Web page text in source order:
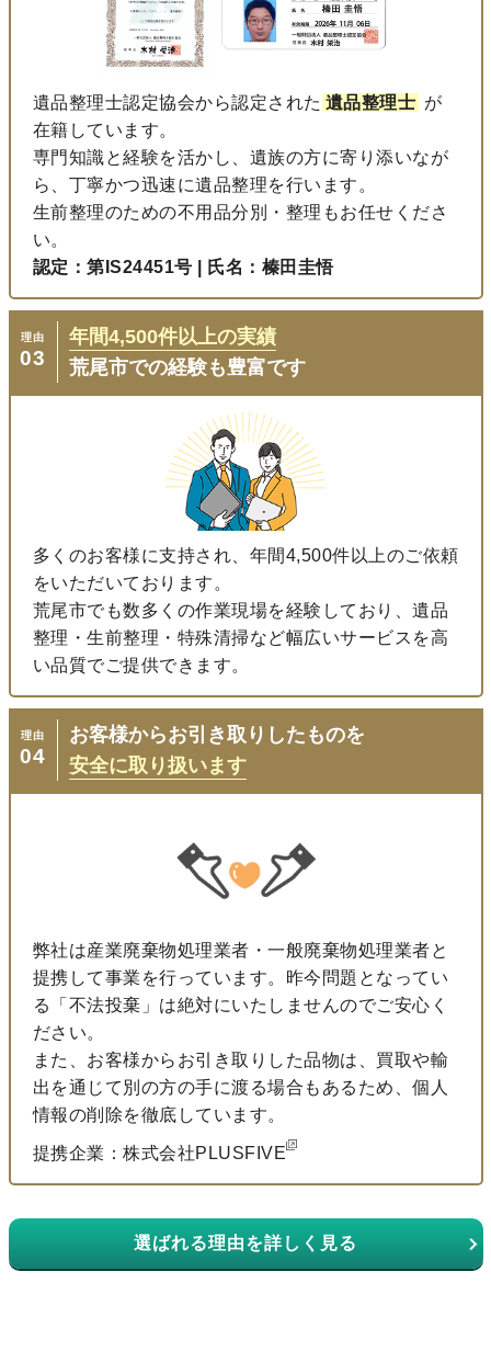
遺品整理士認定協会から認定された 遺品整理士 が
在籍しています。
専門知識と経験を活かし、遺族の方に寄り添いなが
ら、丁寧かつ迅速に遺品整理を行います。
生前整理のための不用品分別・整理もお任せくださ
い。
認定：第IS24451号 | 氏名：榛田圭悟
理由
03
年間4,500件以上の実績
荒尾市での経験も豊富です
多くのお客様に支持され、年間4,500件以上のご依頼
をいただいております。
荒尾市でも数多くの作業現場を経験しており、遺品
整理・生前整理・特殊清掃など幅広いサービスを高
い品質でご提供できます。
理由
04
お客様からお引き取りしたものを
安全に取り扱います
弊社は産業廃棄物処理業者・一般廃棄物処理業者と
提携して事業を行っています。昨今問題となってい
る「不法投棄」は絶対にいたしませんのでご安心く
ださい。
また、お客様からお引き取りした品物は、買取や輸
出を通じて別の方の手に渡る場合もあるため、個人
情報の削除を徹底しています。
提携企業：株式会社PLUSFIVE
選ばれる理由を詳しく見る